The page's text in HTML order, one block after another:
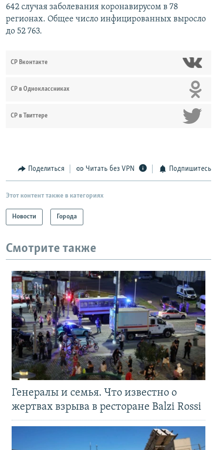
642 случая заболевания коронавирусом в 78
регионах. Общее число инфицированных выросло
до 52 763.
СР Вконтакте
СР в Одноклассниках
СР в Твиттере
Поделиться Читать без VPN Подпишитесь
Этот контент также в категориях
Новости Города
Смотрите также
Генералы и семья. Что известно о
жертвах взрыва в ресторане Balzi Rossi